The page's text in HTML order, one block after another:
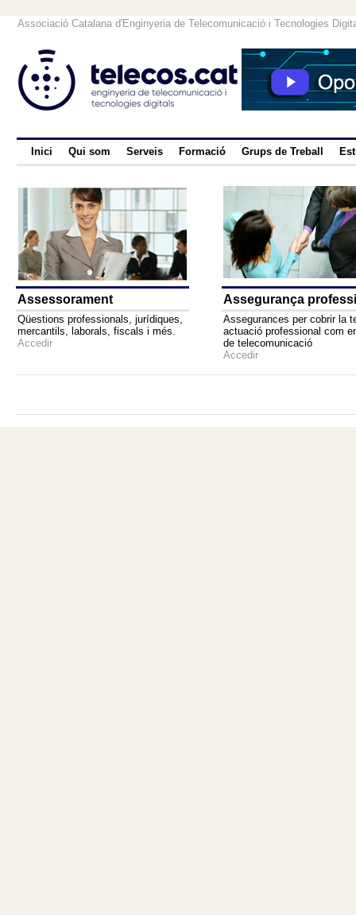
Associació Catalana d'Enginyeria de Telecomunicació i Tecnologies
Inici Qui som Serveis Formació Grups de Treball
Assessorament Assegurança
Qüestions professionals, jurídiques,
mercantils, laborals, fiscals i més.
Accedir
Assegurances per cobrir la
actuació professional com
de telecomunicació
Accedir